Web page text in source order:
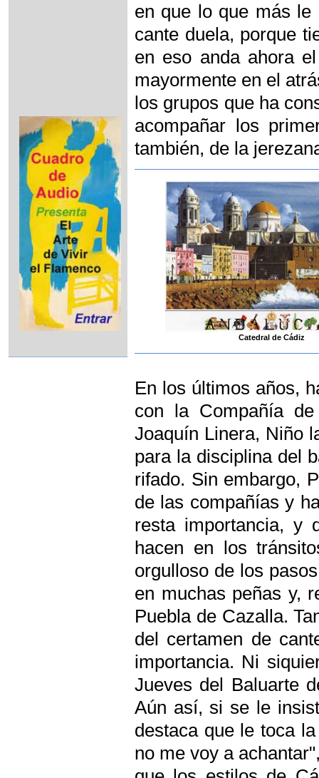
en que lo que más le
cante duela, porque
en eso anda ahora
mayormente en el
los grupos que ha
acompañar los
también, de la
Catedral de Cádiz
En los últimos años,
con la Compañía
Joaquín Linera, Niño
para la disciplina del
rifado. Sin embargo,
de las compañías y
resta importancia, y
hacen en los
orgulloso de los
en muchas peñas y,
Puebla de Cazalla.
del certamen de
importancia. Ni
Jueves del Baluarte
Aún así, si se le
destaca que le toca
no me voy a